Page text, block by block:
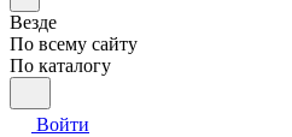
Везде
По всему сайту
По каталогу
Войти